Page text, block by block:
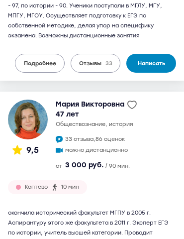
- 97, по истории - 90. Ученики поступали в МГЛУ, МГУ,
МПГУ, МГОУ. Осуществляет подготовку к ЕГЭ по
собственной методике, делая упор на специфику
экзамена. Возможны дистанционные занятия
Подробнее Отзывы 33 Написать
9,5
Мария Викторовна
47 лет
обществознание, история
33 отзыва,86 оценок
можно дистанционно
от 3 000 руб. / 90 мин.
Коптево 10 мин
окончила исторический факультет МГПУ в 2005 г.
Аспирантуру этого же факультета в 2011 г. Эксперт ЕГЭ
по истории, учитель высшей категории. Проводит